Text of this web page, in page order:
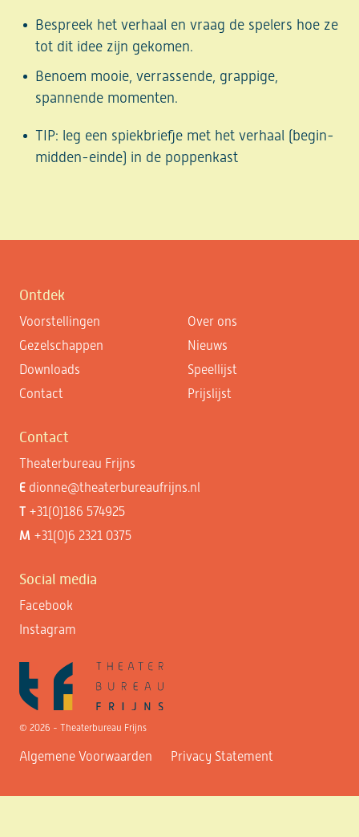
Bespreek het verhaal en vraag de spelers hoe ze
tot dit idee zijn gekomen.
Benoem mooie, verrassende, grappige,
spannende momenten.
TIP: leg een spiekbriefje met het verhaal (begin-
midden-einde) in de poppenkast
Ontdek
Voorstellingen
Over ons
Gezelschappen
Nieuws
Downloads
Speellijst
Contact
Prijslijst
Contact
Theaterbureau Frijns
E dionne@theaterbureaufrijns.nl
T +31(0)186 574925
M +31(0)6 2321 0375
Social media
Facebook
Instagram
© 2026 - Theaterbureau Frijns
Algemene Voorwaarden Privacy Statement